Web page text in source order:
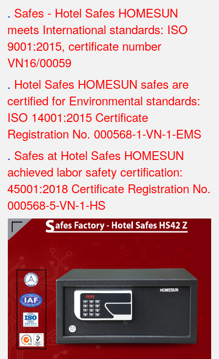
. Safes - Hotel Safes HOMESUN
meets International standards: ISO
9001:2015, certificate number
VN16/00059
. Hotel Safes HOMESUN safes are
certified for Environmental standards:
ISO 14001:2015 Certificate
Registration No. 000568-1-VN-1-EMS
. Safes at Hotel Safes HOMESUN
achieved labor safety certification:
45001:2018 Certificate Registration No.
000568-5-VN-1-HS